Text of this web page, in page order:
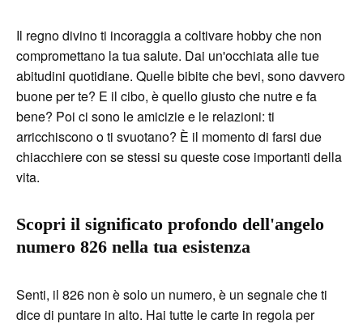
Il regno divino ti incoraggia a coltivare hobby che non
compromettano la tua salute. Dai un'occhiata alle tue
abitudini quotidiane. Quelle bibite che bevi, sono davvero
buone per te? E il cibo, è quello giusto che nutre e fa
bene? Poi ci sono le amicizie e le relazioni: ti
arricchiscono o ti svuotano? È il momento di farsi due
chiacchiere con se stessi su queste cose importanti della
vita.
Scopri il significato profondo dell'angelo
numero 826 nella tua esistenza
Senti, il 826 non è solo un numero, è un segnale che ti
dice di puntare in alto. Hai tutte le carte in regola per